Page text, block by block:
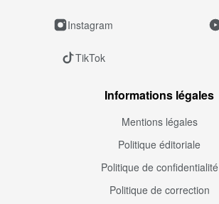
Instagram
TikTok
Informations légales
Mentions légales
Politique éditoriale
Politique de confidentialité
Politique de correction